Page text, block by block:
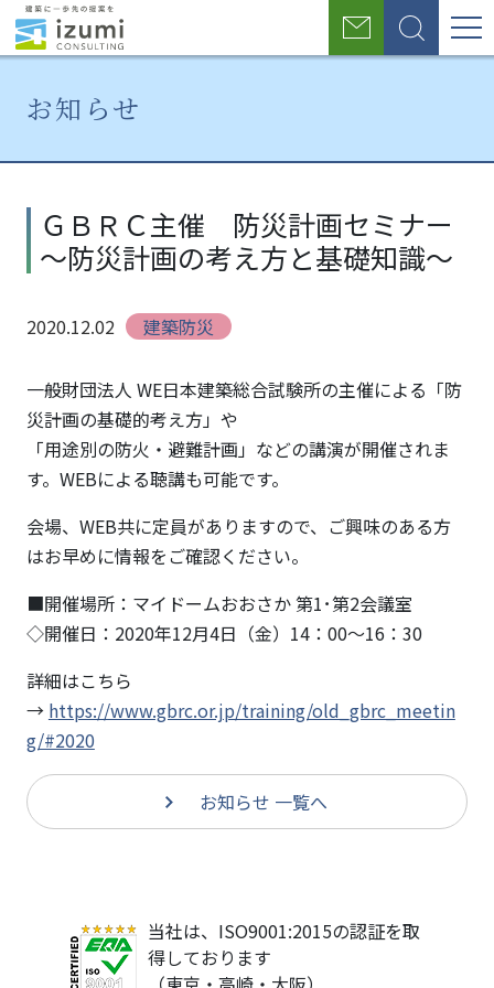
グ
ロ
ー
ビ
ゲ
シ
ョ
ン
お
問
検
索
お知らせ
ら
せ
主
催
セミ
～防
災計
画の
考え
方と
基礎
知識
～
ＧＢＲＣ主催 防災計画セミナー
～防災計画の考え方と基礎知識～
2020.12.02 建築防災
一般財団法人 WE日本建築総合試験所の主催による「防
災計画の基礎的考え方」や
「用途別の防火・避難計画」などの講演が開催されま
す。WEBによる聴講も可能です。
会場、WEB共に定員がありますので、ご興味のある方
はお早めに情報をご確認ください。
■開催場所：マイドームおおさか 第1･第2会議室
◇開催日：2020年12月4日（金）14：00～16：30
詳細はこちら
→ https://www.gbrc.or.jp/training/old_gbrc_meetin
g/#2020
お知らせ 一覧へ
当社は、ISO9001:2015の認証を取
得しております